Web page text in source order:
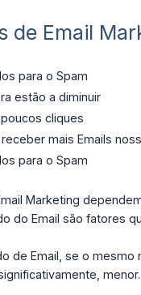
de Email
para o Spam
estão a diminuir
cliques
mais Emails
para o Spam
Marketing
do Email são fatores
de Email, se o
menor.